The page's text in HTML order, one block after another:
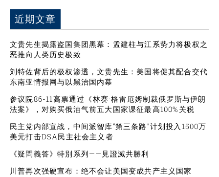
近期文章
文贵先生揭露盗国集团黑幕：孟建柱与江系势力将极权之
恶推向人类历史极致
刘特佐背后的极权渗透，文贵先生：美国将促其配合交代
东南亚情报网与以黑治国内幕
参议院86-11高票通过《林赛·格雷厄姆制裁俄罗斯与伊朗
法案》，对购买俄油气前五大国家课征最高100%关税
民主党内部宣战，中间派智库“第三条路”计划投入1500万
美元打击DSA民主社会主义者
《疑問義答》特別系列——見證滅共勝利
川普再次强硬宣布：绝不会让美国变成共产主义国家